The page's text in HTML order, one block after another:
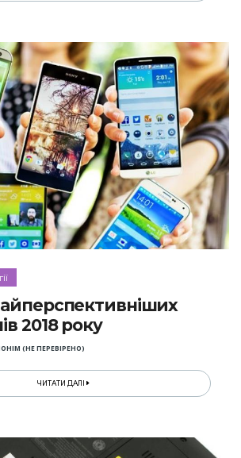
2018 року
(НЕ ПЕРЕВІРЕНО)
ЧИТАТИ ДАЛІ